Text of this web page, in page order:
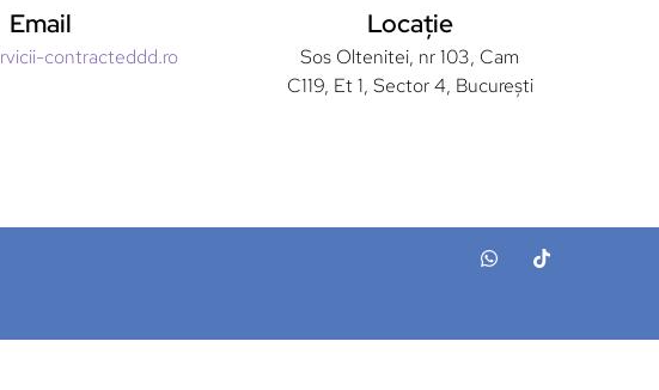
Email
contracteddd.ro
Locație
Sos Oltenitei, nr 103, Cam
C119, Et 1, Sector 4, București